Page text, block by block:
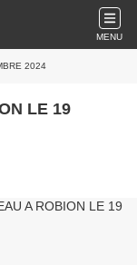
MENU
2024
19